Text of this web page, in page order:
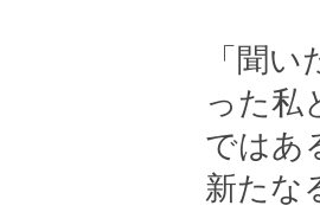
「聞
った私
ではあ
新たな